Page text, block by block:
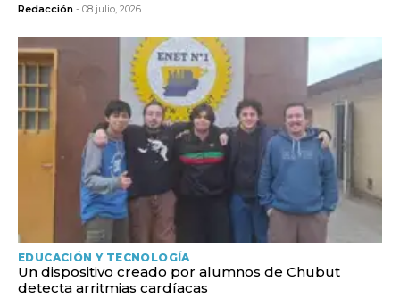
Redacción - 08 julio, 2026
EDUCACIÓN Y TECNOLOGÍA
Un dispositivo creado por alumnos de Chubut
detecta arritmias cardíacas